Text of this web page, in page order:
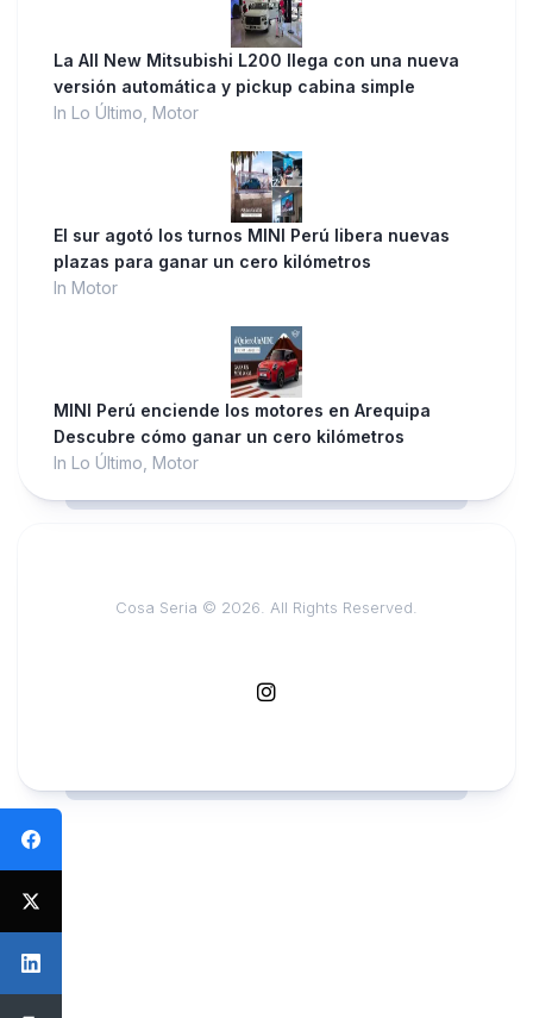
La All New Mitsubishi L200 llega con una nueva
versión automática y pickup cabina simple
In Lo Último, Motor
El sur agotó los turnos MINI Perú libera nuevas
plazas para ganar un cero kilómetros
In Motor
MINI Perú enciende los motores en Arequipa
Descubre cómo ganar un cero kilómetros
In Lo Último, Motor
Cosa Seria © 2026. All Rights Reserved.